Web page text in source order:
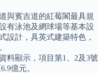
與賓吉道的紅莓閣最具規
有泳池及網球場等基本設
設計，具英式建築特色，
料顯示，項目第1、2及3號
億元。